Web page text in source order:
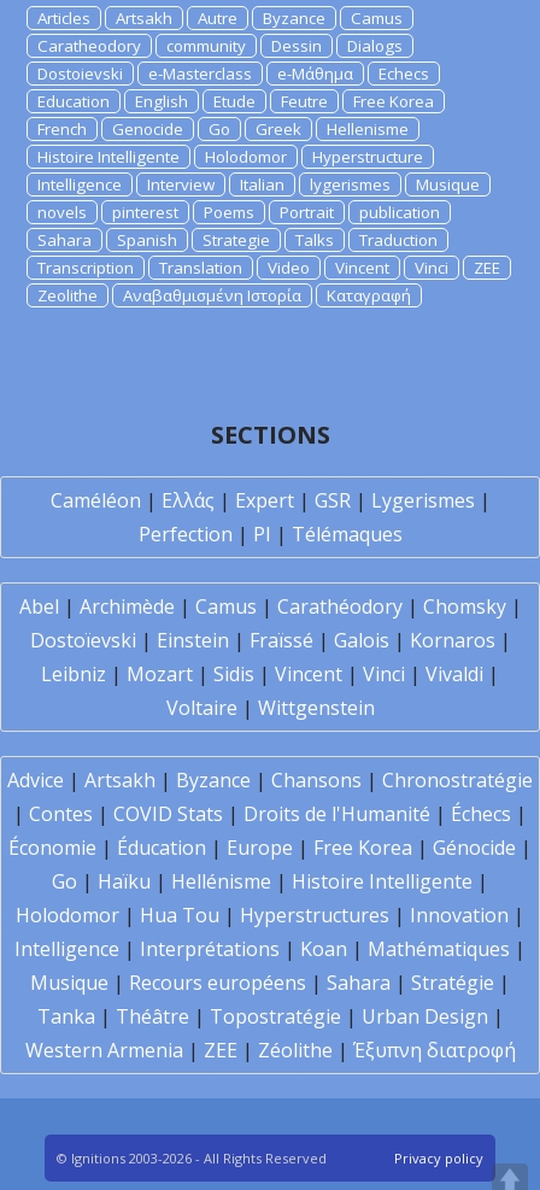
Articles Artsakh Autre Byzance
Camus
Caratheodory
community Dessin
Dialogs
Dostoievski
e-Masterclass e-Μάθημα
Echecs
Education
English Etude Feutre
Free Korea
French
Genocide Go Greek
Hellenisme
Histoire Intelligente
Holodomor
Hyperstructure
Intelligence
Interview Italian lygerismes
Musique
novels
pinterest Poems Portrait
publication
Sahara
Spanish Strategie Talks
Traduction
Transcription
Translation Video Vincent Vinci
ZEE
Zeolithe
Αναβαθμισμένη Ιστορία Καταγραφή
SECTIONS
Caméléon | Ελλάς | Expert| GSR| Lygerismes |
Perfection | PI | Télémaques
Abel | Archimède | Camus | Carathéodory| Chomsky|
Dostoïevski | Einstein | Fraïssé | Galois | Kornaros |
Leibniz | Mozart | Sidis | Vincent | Vinci | Vivaldi |
Voltaire | Wittgenstein
Advice | Artsakh | Byzance | Chansons | Chronostratégie
| Contes | COVID Stats | Droits de l'Humanité | Échecs |
Économie | Éducation | Europe | Free Korea | Génocide |
Go | Haïku | Hellénisme | Histoire Intelligente |
Holodomor | Hua Tou | Hyperstructures | Innovation |
Intelligence | Interprétations | Koan | Mathématiques |
Musique | Recours européens | Sahara | Stratégie |
Tanka | Théâtre | Topostratégie | Urban Design |
Western Armenia | ZEE | Zéolithe | Έξυπνη διατροφή
© Ignitions 2003-2026 - All Rights Reserved Privacy policy